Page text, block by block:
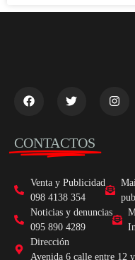
CONTACTOS
Venta y Publicidad
098 4138 354
Noticias y denuncias
095 890 4289
Dirección
Avenida 6 calle entre 12